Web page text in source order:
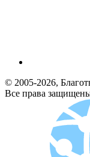
© 2005-2026,
Все права